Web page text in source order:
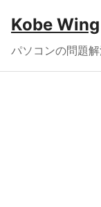
Kobe Wing
パソコンの問題